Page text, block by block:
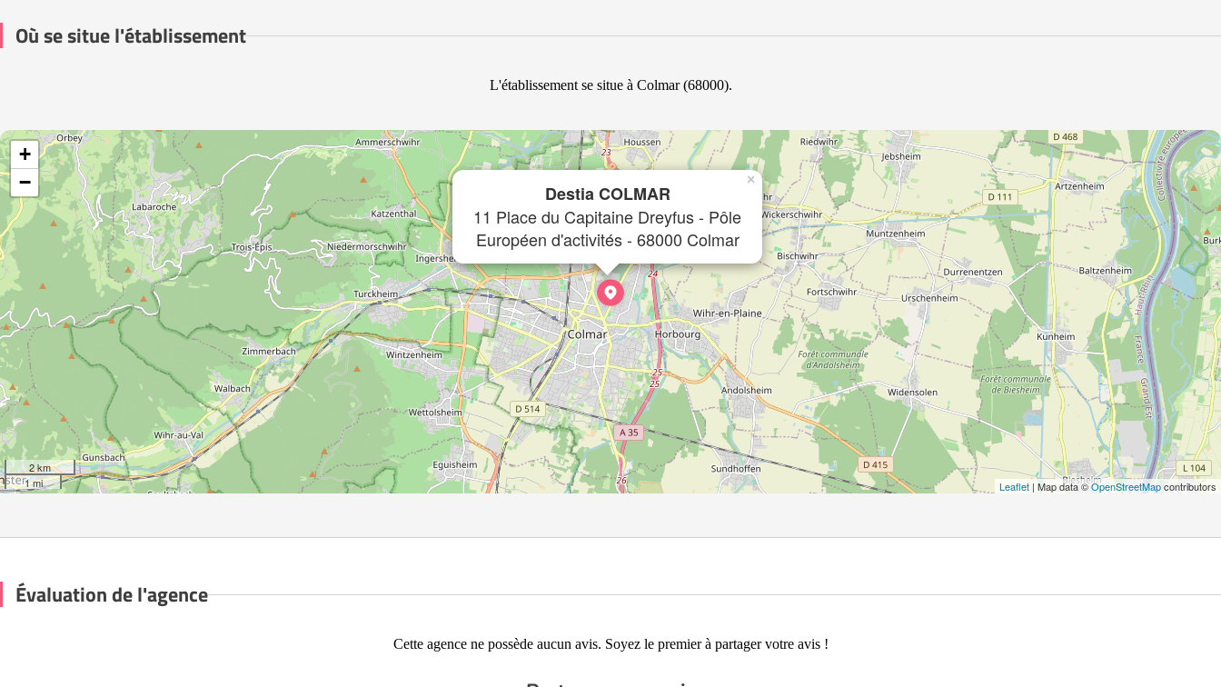
Où se situe l'établissement
L'établissement se situe à Colmar (68000).
Destia COLMAR
11 Place du Capitaine Dreyfus - Pôle
Européen d'activités - 68000 Colmar
×
+
−
2 km
1 mi
Leaflet | Map data ©OpenStreetMapcontributors
Évaluation de l'agence
Cette agence ne possède aucun avis. Soyez le premier à partager votre avis !